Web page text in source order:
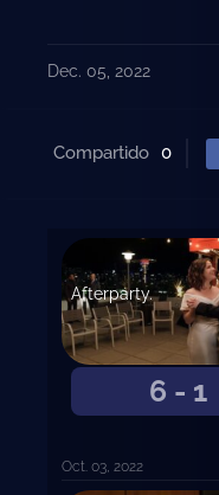
Dec. 05, 2022
Compartido 0
6 - 1
Afterparty.
Oct. 03, 2022